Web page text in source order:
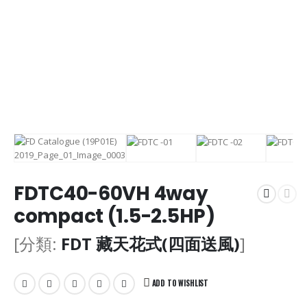
FDTC40-60VH 4way
compact (1.5-2.5HP)
[分類: FDT 藏天花式(四面送風)]
ADD TO WISHLIST